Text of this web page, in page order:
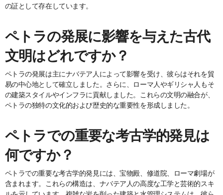
の証として存在しています。
ペトラの発展に影響を与えた古代
文明はどれですか？
ペトラの発展は主にナバテア人によって影響を受け、彼らはそれを貿
易の中心地として確立しました。さらに、ローマ人やギリシャ人もそ
の建築スタイルやインフラに貢献しました。これらの文明の融合が、
ペトラの独特の文化的および歴史的な重要性を形成しました。
ペトラでの重要な考古学的発見は
何ですか？
ペトラでの重要な考古学的発見には、宝物殿、修道院、ローマ劇場が
含まれます。これらの構造は、ナバテア人の高度な工学と芸術的スキ